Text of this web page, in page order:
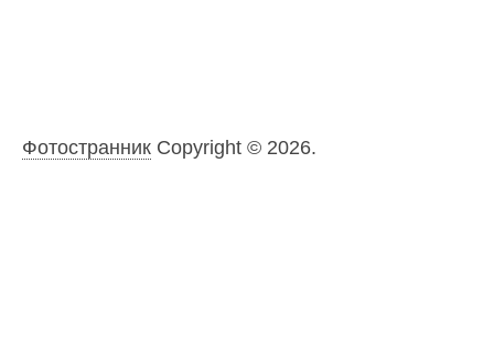
ФотостранникCopyright © 2026.